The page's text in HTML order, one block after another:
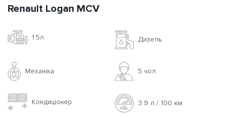
Renault Logan MCV
1.5л Дизель
Механіка 5 чoл
Кондиціонер 3.9 л / 100 км